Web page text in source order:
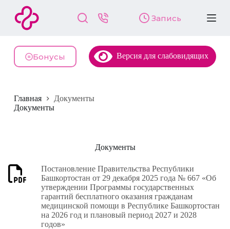
й
и
и
Запись
Бонусы Версия для слабовидящих
Главная
Документы
Документы
Документы
Постановление Правительства Республики
Башкортостан от 29 декабря 2025 года № 667 «Об
утверждении Программы государственных
гарантий бесплатного оказания гражданам
медицинской помощи в Республике Башкортостан
на 2026 год и плановый период 2027 и 2028
годов»